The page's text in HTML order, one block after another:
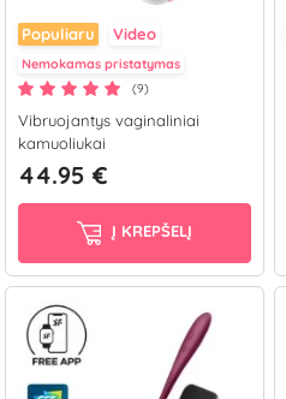
Populiaru Video
Nemokamas pristatymas
(9)
Vibruojantys vaginaliniai
kamuoliukai
44.95 €
Į KREPŠELĮ